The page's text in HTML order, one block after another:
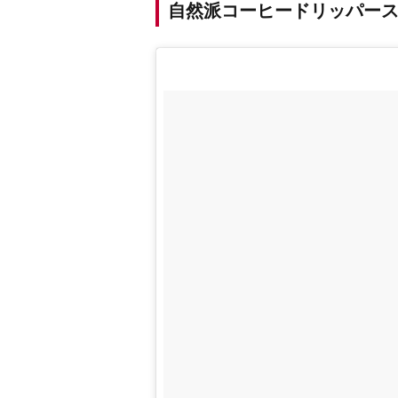
自然派コーヒードリッパー